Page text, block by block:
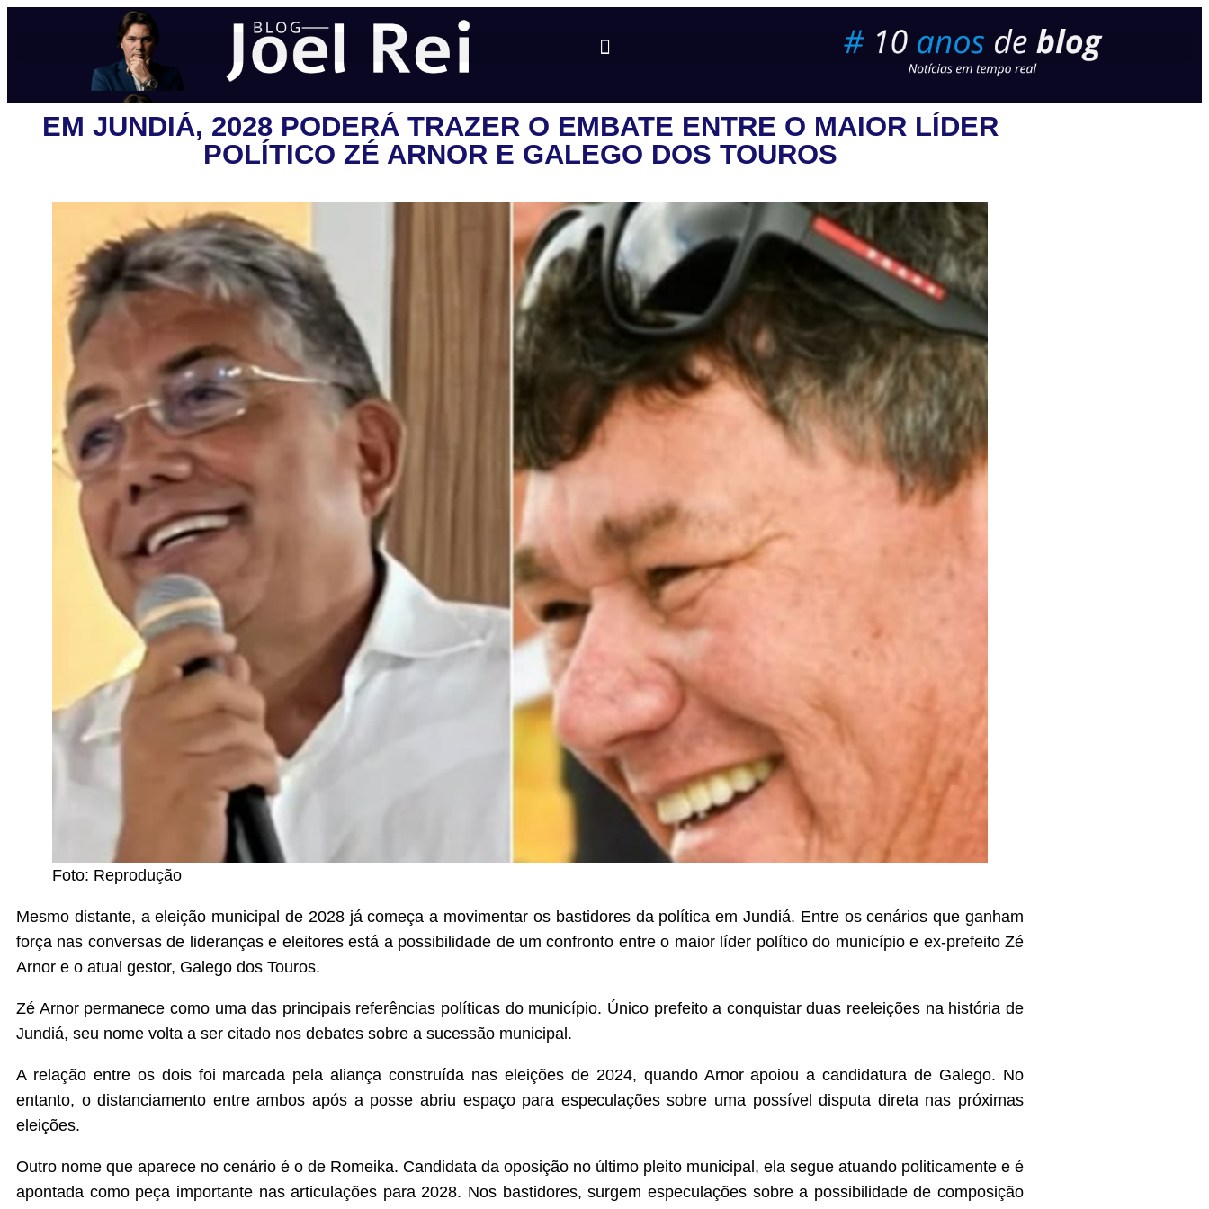
EM JUNDIÁ, 2028 PODERÁ TRAZER O EMBATE ENTRE O MAIOR LÍDER
POLÍTICO ZÉ ARNOR E GALEGO DOS TOUROS
Foto: Reprodução
Mesmo distante, a eleição municipal de 2028 já começa a movimentar os bastidores da política em Jundiá. Entre os cenários que ganham
força nas conversas de lideranças e eleitores está a possibilidade de um confronto entre o maior líder político do município e ex-prefeito Zé
Arnor e o atual gestor, Galego dos Touros.
Zé Arnor permanece como uma das principais referências políticas do município. Único prefeito a conquistar duas reeleições na história de
Jundiá, seu nome volta a ser citado nos debates sobre a sucessão municipal.
A relação entre os dois foi marcada pela aliança construída nas eleições de 2024, quando Arnor apoiou a candidatura de Galego. No
entanto, o distanciamento entre ambos após a posse abriu espaço para especulações sobre uma possível disputa direta nas próximas
eleições.
Outro nome que aparece no cenário é o de Romeika. Candidata da oposição no último pleito municipal, ela segue atuando politicamente e é
apontada como peça importante nas articulações para 2028. Nos bastidores, surgem especulações sobre a possibilidade de composição